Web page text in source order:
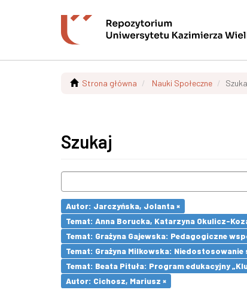
Strona główna Nauki Społeczne
Szukaj
Autor: Jarczyńska, Jolanta ×
Temat: Anna Borucka, Katarzyna Okulicz-
Temat: Grażyna Gajewska: Pedagogiczne
Temat: Grażyna Milkowska:
Temat: Beata Pituła: Program edukacyjny
Autor: Cichosz, Mariusz ×